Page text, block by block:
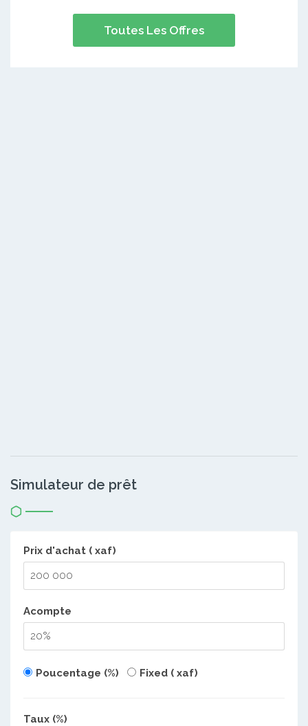
Toutes Les Offres
Simulateur de prêt
Prix d'achat ( xaf)
Acompte
Poucentage (%) Fixed ( xaf)
Taux (%)